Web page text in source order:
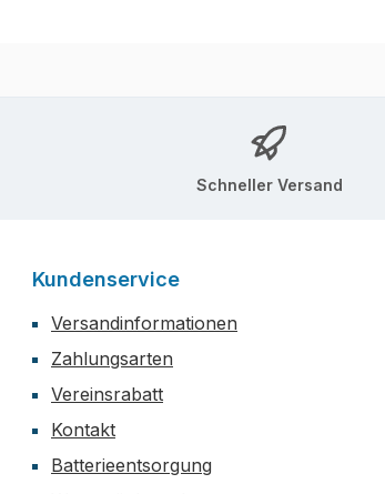
Schneller Versand
Kundenservice
Versandinformationen
Zahlungsarten
Vereinsrabatt
Kontakt
Batterieentsorgung